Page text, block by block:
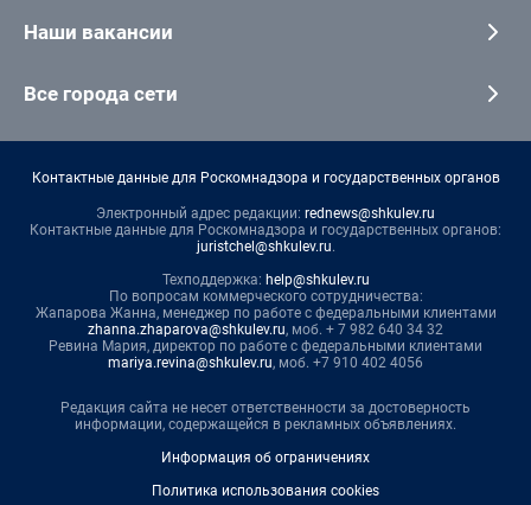
Наши вакансии
Все города сети
Контактные данные для Роскомнадзора и государственных органов
Электронный адрес редакции: rednews@shkulev.ru
Контактные данные для Роскомнадзора и государственных органов:
juristchel@shkulev.ru.
Техподдержка: help@shkulev.ru
По вопросам коммерческого сотрудничества:
Жапарова Жанна, менеджер по работе с федеральными клиентами
zhanna.zhaparova@shkulev.ru, моб. + 7 982 640 34 32
Ревина Мария, директор по работе с федеральными клиентами
mariya.revina@shkulev.ru, моб. +7 910 402 4056
Редакция сайта не несет ответственности за достоверность
информации, содержащейся в рекламных объявлениях.
Информация об ограничениях
Политика использования cookies